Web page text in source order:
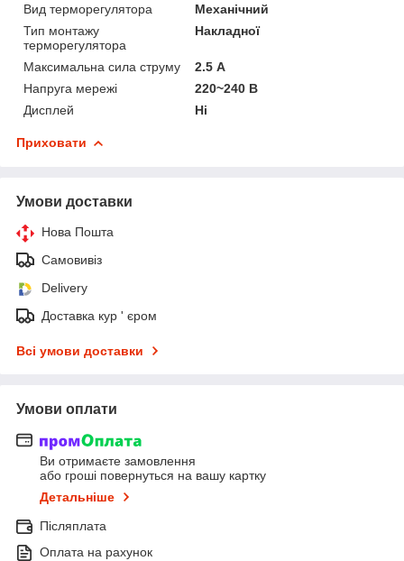
Вид терморегулятора
Механічний
Тип монтажу
терморегулятора
Накладної
Максимальна сила струму
2.5 А
Напруга мережі
220~240 В
Дисплей
Ні
Приховати
Умови доставки
Нова Пошта
Самовивіз
Delivery
Доставка кур ' єром
Всі умови доставки
Умови оплати
Ви отримаєте замовлення
або гроші повернуться на вашу картку
Детальніше
Післяплата
Оплата на рахунок